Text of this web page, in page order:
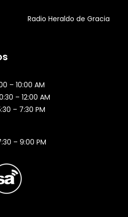
Radio Heraldo de Gracia
– 10:00 AM
– 12:00 AM
– 7:30 PM
– 9:00 PM